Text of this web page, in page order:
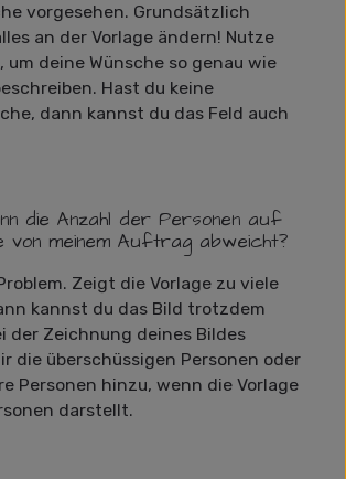
vorgesehen. Grundsätzlich
an der Vorlage ändern! Nutze
um deine Wünsche so genau wie
Hast du keine
dann kannst du das Feld auch
die Anzahl der Personen auf
von meinem Auftrag abweicht?
Zeigt die Vorlage zu viele
kannst du das Bild trotzdem
der Zeichnung deines Bildes
die überschüssigen Personen oder
Personen hinzu, wenn die Vorlage
darstellt.